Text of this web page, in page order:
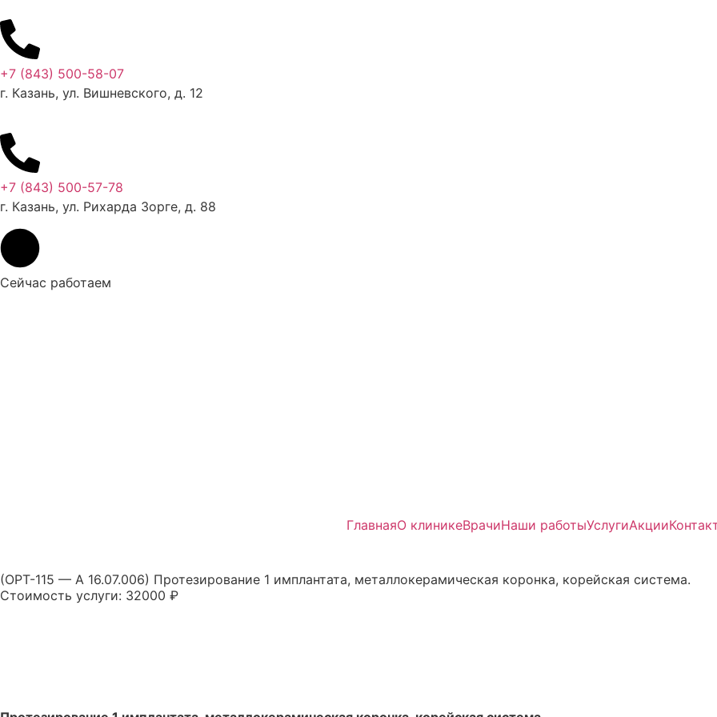
+7 (843) 500-58-07
г. Казань, ул. Вишневского, д. 12
+7 (843) 500-57-78
г. Казань, ул. Рихарда Зорге, д. 88
Сейчас работаем
ГлавнаяО клиникеВрачиНаши работыУслугиАкции
(ОРТ-115 — А 16.07.006) Протезирование 1 имплантата, металлокерамическая коронка, корейская система.
Стоимость услуги: 32000 ₽